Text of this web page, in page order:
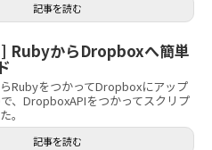
記事を読む
RubyからDropboxへ簡単
RubyをつかってDropboxにアップ
、DropboxAPIをつかってスクリプ
。
記事を読む